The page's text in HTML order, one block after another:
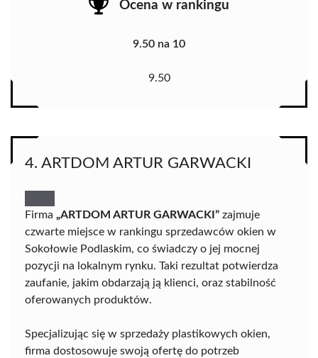
Ocena w rankingu
9.50 na 10
9.50
4. ARTDOM ARTUR GARWACKI
Firma „ARTDOM ARTUR GARWACKI” zajmuje
czwarte miejsce w rankingu sprzedawców okien w
Sokołowie Podlaskim, co świadczy o jej mocnej
pozycji na lokalnym rynku. Taki rezultat potwierdza
zaufanie, jakim obdarzają ją klienci, oraz stabilność
oferowanych produktów.
Specjalizując się w sprzedaży plastikowych okien,
firma dostosowuje swoją ofertę do potrzeb